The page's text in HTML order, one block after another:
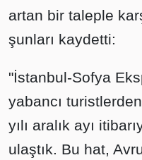
artan bir taleple
şunları kaydetti:
"İstanbul-Sofya
yabancı
yılı aralık ayı
ulaştık. Bu hat,